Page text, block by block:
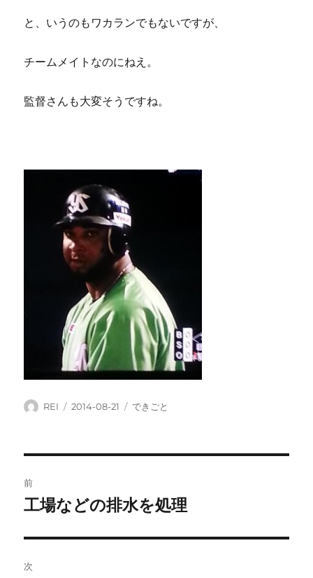
と、いうのもワカランでもないですが、
チームメイトなのにねえ。
監督さんも大変そうですね。
投
REI
投
2014-08-21
カ
できごと
稿
ビ
前
投
稿:
工場などの排水を処理
次